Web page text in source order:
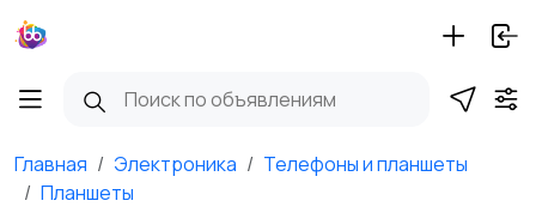
Главная Электроника
Телефоны и планшеты
Планшеты